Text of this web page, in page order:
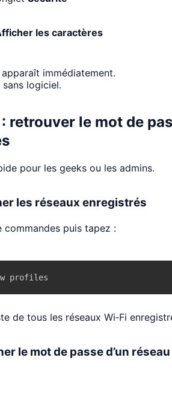
les caractères
immédiatement.
logiciel.
retrouver le mot de
pour les geeks ou les admins.
les réseaux enregistrés
commandes puis tapez :
profiles
de tous les réseaux Wi‑Fi
le mot de passe d’un réseau